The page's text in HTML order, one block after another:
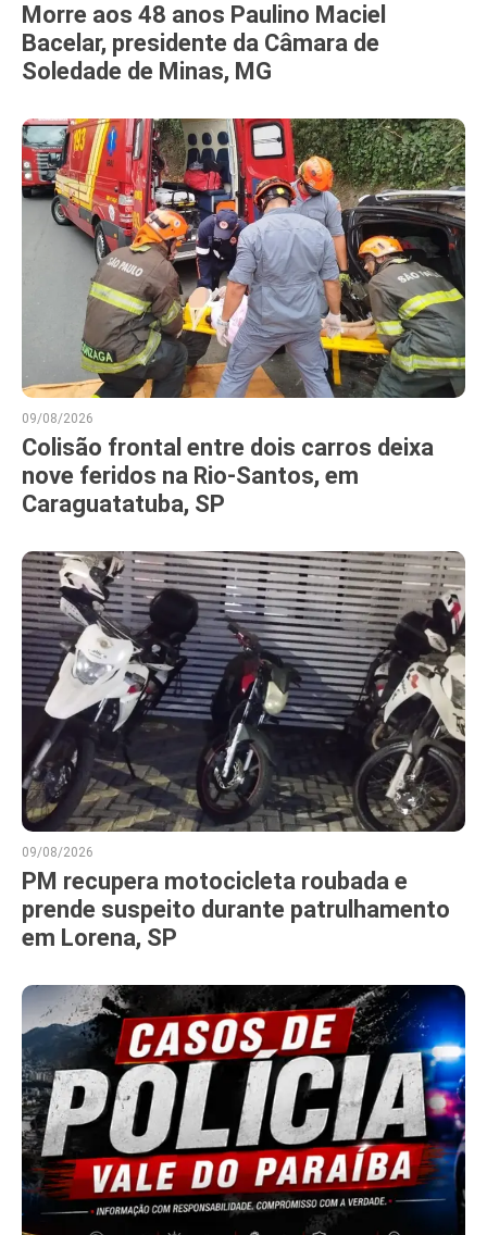
Morre aos 48 anos Paulino Maciel
Bacelar, presidente da Câmara de
Soledade de Minas, MG
09/08/2026
Colisão frontal entre dois carros deixa
nove feridos na Rio-Santos, em
Caraguatatuba, SP
09/08/2026
PM recupera motocicleta roubada e
prende suspeito durante patrulhamento
em Lorena, SP